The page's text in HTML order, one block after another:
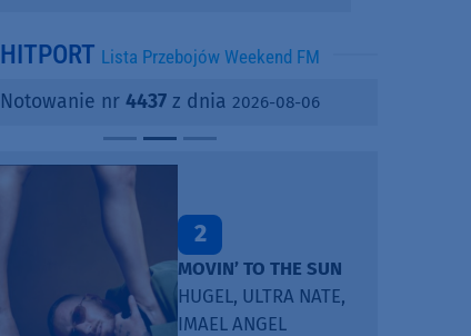
informuje o
i ofertach
najmu
SPC, WPC i
kamienny
HITPORT Lista Przebojów Weekend FM
Notowanie nr 4437 z dnia 2026-08-06
2
MOVIN’ TO THE SUN
HUGEL, ULTRA NATE,
IMAEL ANGEL